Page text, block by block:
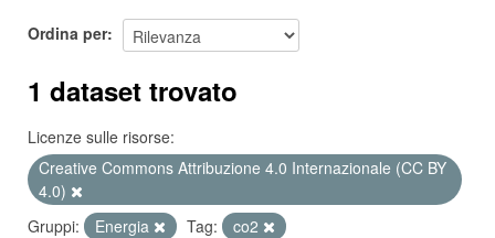
Ordina per
1 dataset trovato
Licenze sulle risorse:
Creative Commons Attribuzione 4.0 Internazionale (CC BY
4.0)
Gruppi:
Energia Tag:
co2